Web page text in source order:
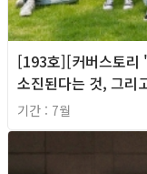
[193호][커버스토리
소진된다는 것, 그리
기간 : 7월